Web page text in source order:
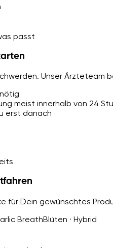
passt
Unser Ärzteteam
meist innerhalb von 24
erst danach
für Dein gewünschtes
BreathBlüten · Hybrid